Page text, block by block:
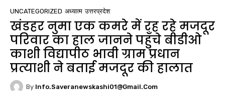
UNCATEGORIZED अध्यात्म उत्तरप्रदेश
खंडहर नुमा एक कमरे में रह रहे मजदूर
परिवार का हाल जानने पहुँचे बीडीओ
काशी विद्यापीठ भावी ग्राम प्रधान
प्रत्याशी ने बताई मजदूर की हालात
By Info.saveranewskashi01@gmail.com